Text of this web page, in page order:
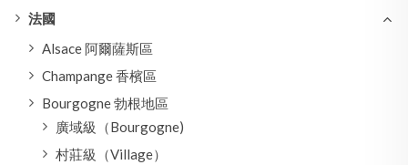
法國
Alsace 阿爾薩斯區
Champange 香檳區
Bourgogne 勃根地區
廣域級（Bourgogne)
村莊級（Village）